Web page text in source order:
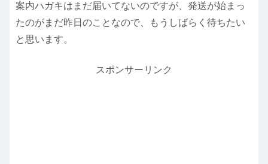
案内ハガキはまだ届いてないのですが、発送が始まっ
たのがまだ昨日のことなので、もうしばらく待ちたい
と思います。
スポンサーリンク